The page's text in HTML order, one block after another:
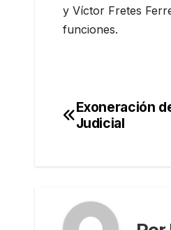
y Víctor Fretes
funciones.
Exoneración
Judicial